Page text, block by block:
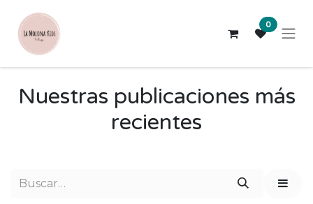
0
Nuestras publicaciones más
recientes